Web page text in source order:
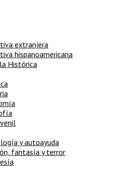
extranjera
hispanoamericana
Histórica
y autoayuda
fantasía y terror